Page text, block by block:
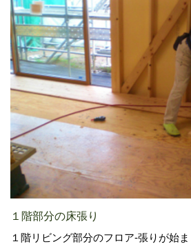
１階部分の床張り
１階リビング部分のフロア-張りが始